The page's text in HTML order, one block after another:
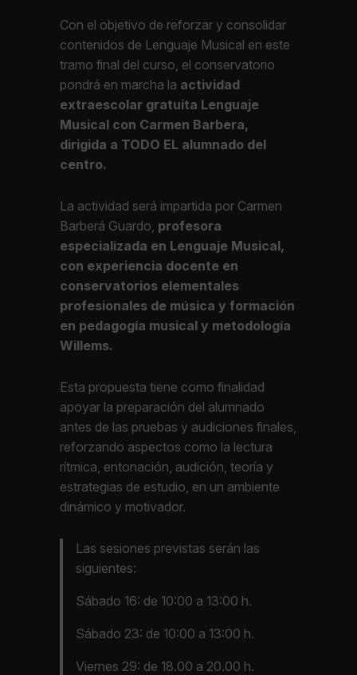
Con el objetivo de reforzar y consolidar
contenidos de Lenguaje Musical en este
tramo final del curso, el conservatorio
pondrá en marcha la actividad
extraescolar gratuita Lenguaje
Musical con Carmen Barbera,
dirigida a TODO EL alumnado del
centro.
La actividad será impartida por Carmen
Barberá Guardo, profesora
especializada en Lenguaje Musical,
con experiencia docente en
conservatorios elementales
profesionales de música y formación
en pedagogía musical y metodología
Willems.
Esta propuesta tiene como finalidad
apoyar la preparación del alumnado
antes de las pruebas y audiciones finales,
reforzando aspectos como la lectura
rítmica, entonación, audición, teoría y
estrategias de estudio, en un ambiente
dinámico y motivador.
Las sesiones previstas serán las
siguientes:
Sábado 16: de 10:00 a 13:00 h.
Sábado 23: de 10:00 a 13:00 h.
Viernes 29: de 18.00 a 20.00 h.